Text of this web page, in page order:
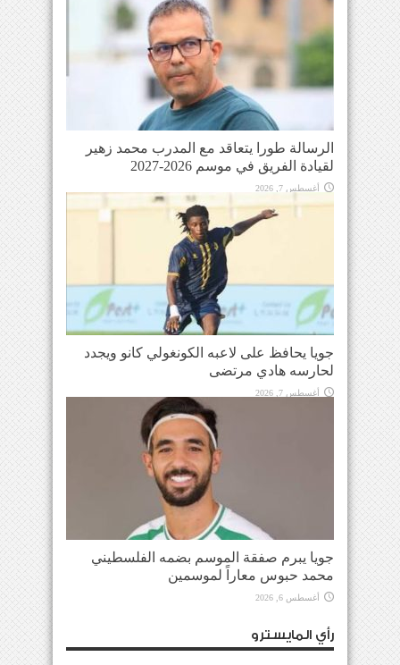
الرسالة طورا يتعاقد مع المدرب محمد زهير
لقيادة الفريق في موسم 2026-2027
أغسطس 7, 2026
جويا يحافظ على لاعبه الكونغولي كانو ويجدد
لحارسه هادي مرتضى
أغسطس 7, 2026
جويا يبرم صفقة الموسم بضمه الفلسطيني
محمد حبوس معاراً لموسمين
أغسطس 6, 2026
رأي المايسترو